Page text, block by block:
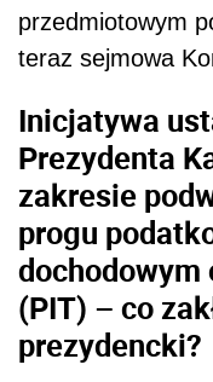
przedmiotowym
teraz sejmowa
Inicjatywa
Prezydenta
zakresie
progu
dochodowym
(PIT) – co
prezydencki?